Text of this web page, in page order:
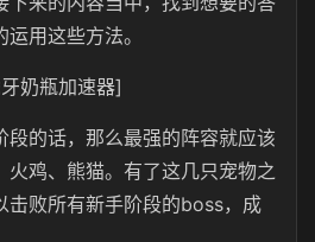
用这些方法。
奶瓶加速器]
段的话，那么最强的阵容就应该
火鸡、熊猫。有了这几只宠物之
击败所有新手阶段的boss，成